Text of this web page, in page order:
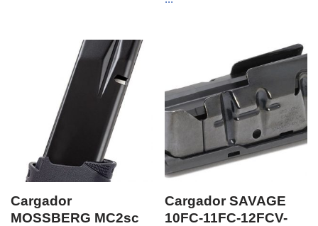
Cargador
MOSSBERG MC2sc
Cargador SAVAGE
10FC-11FC-12FCV-